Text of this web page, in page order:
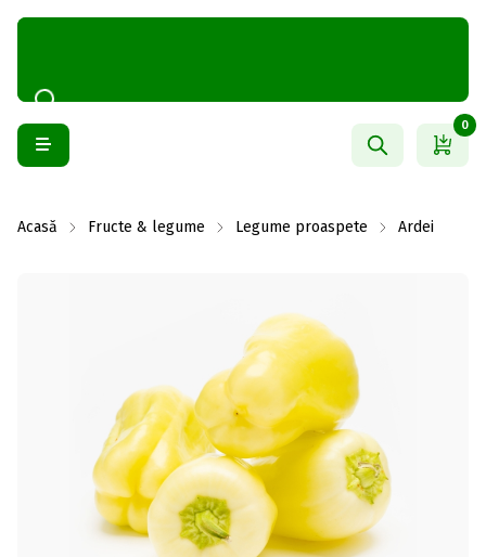
0
Acasă Fructe & legume Legume proaspete Ardei